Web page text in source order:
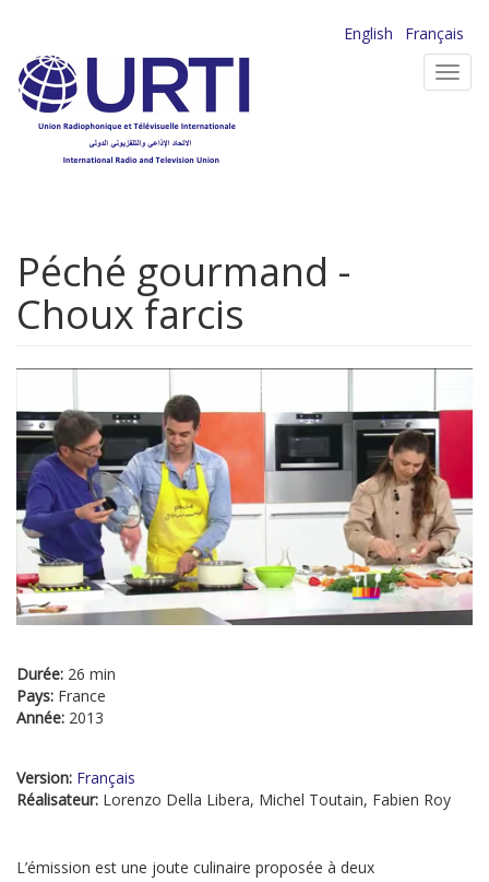
contenu
principal
English
Français
Péché gourmand -
Choux farcis
Durée: 26 min
Pays: France
Année: 2013
Version: Français
Réalisateur: Lorenzo Della Libera, Michel Toutain, Fabien Roy
L’émission est une joute culinaire proposée à deux